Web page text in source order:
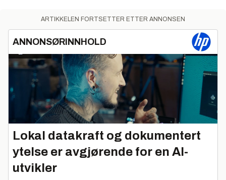
ARTIKKELEN FORTSETTER ETTER ANNONSEN
ANNONSØRINNHOLD
Lokal datakraft og dokumentert
ytelse er avgjørende for en AI-
utvikler